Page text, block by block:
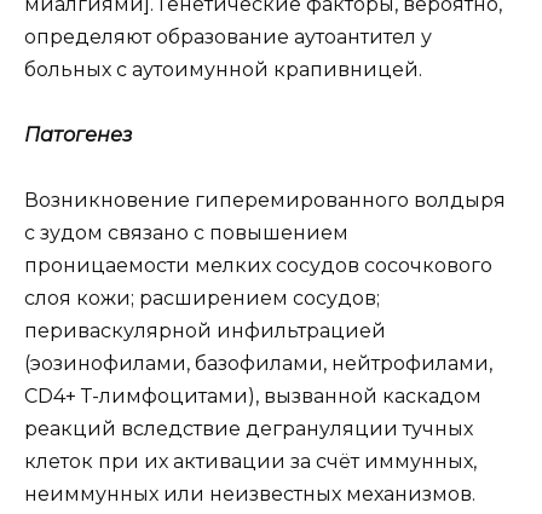
определяют образование аутоантител у
больных с аутоимунной крапивницей.
Патогенез
Возникновение гиперемированного волдыря
с зудом связано с повышением
проницаемости мелких сосудов сосочкового
слоя кожи; расширением сосудов;
периваскулярной инфильтрацией
(эозинофилами, базофилами, нейтрофилами,
CD4+ Т-лимфоцитами), вызванной каскадом
реакций вследствие дегрануляции тучных
клеток при их активации за счёт иммунных,
неиммунных или неизвестных механизмов.